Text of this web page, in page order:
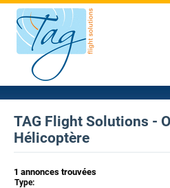
TAG Flight Solutions -
Hélicoptère
1 annonces trouvées
Type: